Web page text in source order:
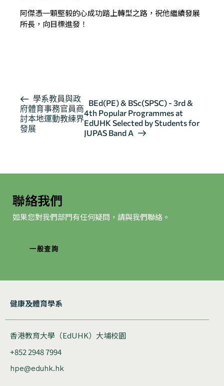
阿傑憑一顆堅毅的心成功踏上轉型之路，祝他繼續發展
所長，向目標進發！
活
動
导
學系教員與政
府體育事務官員商
討本地運動教練界
發展
BEd(PE) & BSc(SPSC) - 3rd &
4th Popular Programmes at
EdUHK Selected by Students for
JUPAS Band A
聯絡我們
如果您對我們部門有任何疑問，請與我們聯絡。
一般查詢
健康及體育學系
香港教育大學（EdUHK）大埔校園
+852 2948 7994
hpe@eduhk.hk